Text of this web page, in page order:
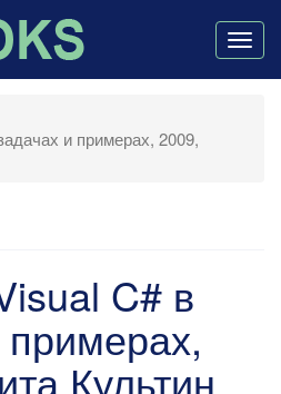
и примерах, 2009,
C# в
Культин